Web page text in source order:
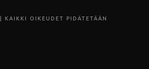
| KAIKKI OIKEUDET PIDÄTETÄÄN